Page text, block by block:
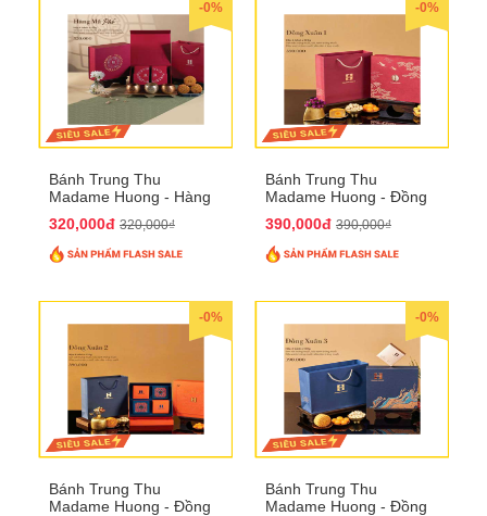
-0%
Bánh Trung Thu
Madame Huong - Hàng
320,000đ 320,000₫
-0%
Bánh Trung Thu
Madame Huong - Đồng
390,000đ 390,000₫
-0%
Bánh Trung Thu
Madame Huong - Đồng
-0%
Bánh Trung Thu
Madame Huong - Đồng